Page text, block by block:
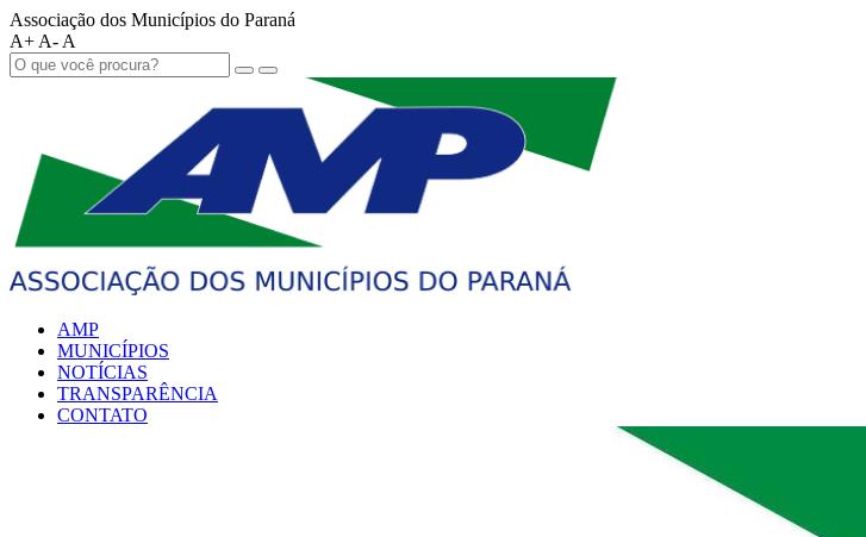
Associação dos Municípios do Paraná
A+ A- A
AMP
MUNICÍPIOS
NOTÍCIAS
TRANSPARÊNCIA
CONTATO